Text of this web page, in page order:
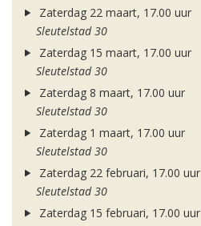
Zaterdag 22 maart, 17.00 uur
Sleutelstad 30
Zaterdag 15 maart, 17.00 uur
Sleutelstad 30
Zaterdag 8 maart, 17.00 uur
Sleutelstad 30
Zaterdag 1 maart, 17.00 uur
Sleutelstad 30
Zaterdag 22 februari, 17.00 uur
Sleutelstad 30
Zaterdag 15 februari, 17.00 uur